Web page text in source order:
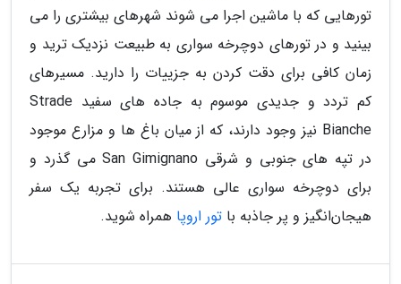
تورهایی که با ماشین اجرا می شوند شهرهای بیشتری را می
بینید و در تورهای دوچرخه سواری به طبیعت نزدیک ترید و
زمان کافی برای دقت کردن به جزییات را دارید. مسیرهای
کم تردد و جدیدی موسوم به جاده های سفید Strade
Bianche نیز وجود دارند، که از میان باغ ها و مزارع موجود
در تپه های جنوبی و شرقی San Gimignano می گذرد و
برای دوچرخه سواری عالی هستند. برای تجربه یک سفر
هیجان‌انگیز و پر جاذبه با تور اروپا همراه شوید.